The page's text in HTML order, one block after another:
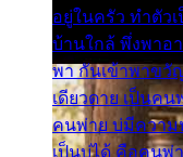
อยู่ในครัว ทำตัว
บ้านใกล้ พึ่งพาอา
พา กันเข้าพาขวั
เดียวดาย เป็นคน
คนพ่าย บ่มีความห
เป็นบ่ได้ คือคนพ่